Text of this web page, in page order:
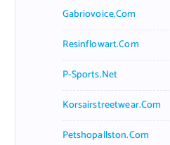
Gabriovoice.com
Resinflowart.com
P-Sports.net
Korsairstreetwear.com
Petshopallston.com